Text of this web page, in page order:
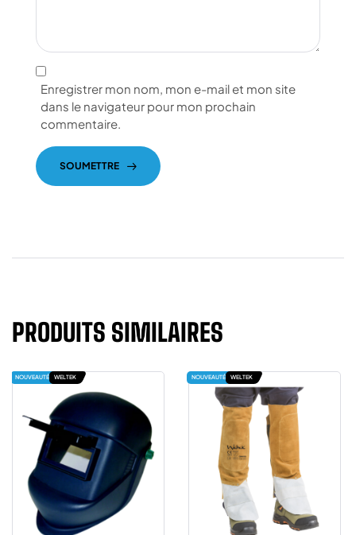
Enregistrer mon nom, mon e-mail et mon site
dans le navigateur pour mon prochain
commentaire.
SOUMETTRE
PRODUITS SIMILAIRES
NOUVEAUTÉ WELTEK NOUVEAUTÉ WELTEK